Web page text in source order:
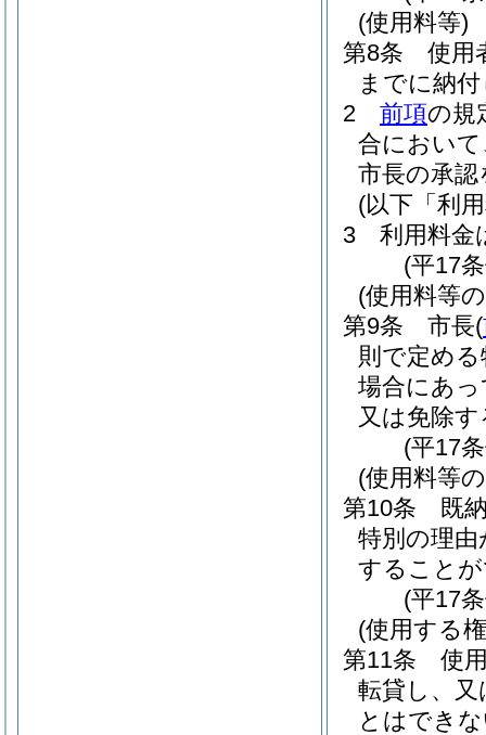
(使用料等)
第8条
使用
までに納
2
前項の規
合において
市長の承
(以下「利
3
利用料金
(平17
(使用料等
第9条
市長(
則で定め
場合にあ
又は免除
(平17
(使用料等
第10条
既
特別の理
すること
(平17
(使用する
第11条
使
転貸し、
とはでき